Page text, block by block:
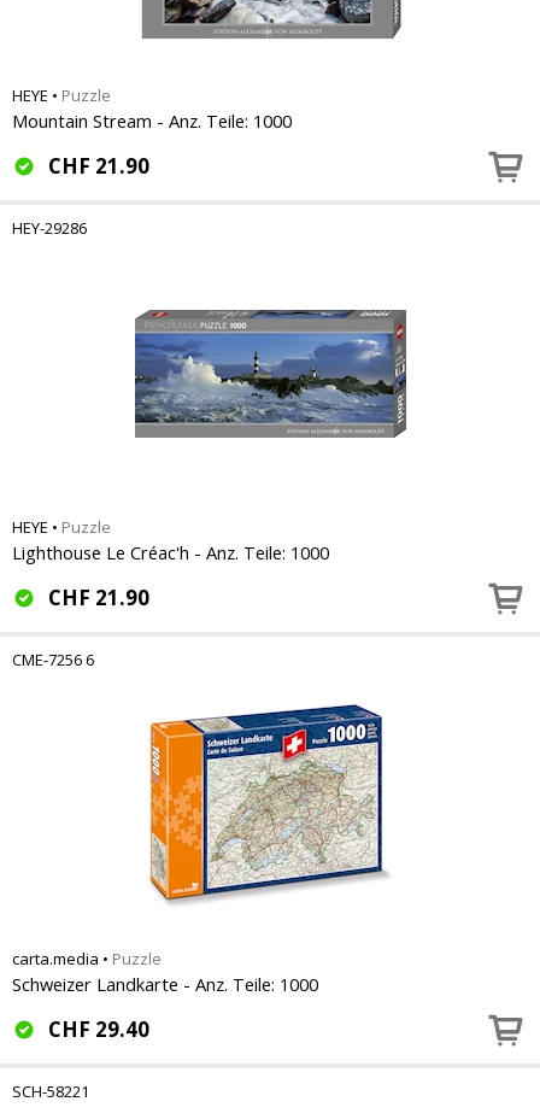
HEYE • Puzzle
Mountain Stream - Anz. Teile: 1000
CHF 21.90
HEY-29286
HEYE • Puzzle
Lighthouse Le Créac'h - Anz. Teile: 1000
CHF 21.90
CME-7256 6
carta.media • Puzzle
Schweizer Landkarte - Anz. Teile: 1000
CHF 29.40
SCH-58221